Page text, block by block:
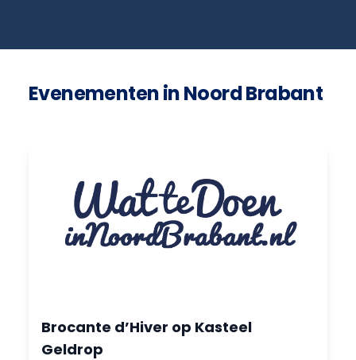
Evenementen in Noord Brabant
Brocante d’Hiver op Kasteel
Geldrop